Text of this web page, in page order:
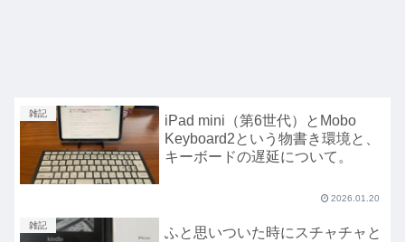
雑記
iPad mini（第6世代）とMobo
Keyboard2という物書き環境と、
キーボードの遅延について。
2026.01.20
雑記
ふと思いついた時にスチャチャと